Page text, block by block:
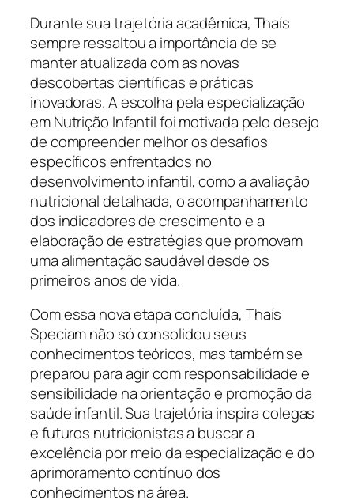
Durante sua trajetória acadêmica, Thaís
sempre ressaltou a importância de se
manter atualizada com as novas
descobertas científicas e práticas
inovadoras. A escolha pela especialização
em Nutrição Infantil foi motivada pelo desejo
de compreender melhor os desafios
específicos enfrentados no
desenvolvimento infantil, como a avaliação
nutricional detalhada, o acompanhamento
dos indicadores de crescimento e a
elaboração de estratégias que promovam
uma alimentação saudável desde os
primeiros anos de vida.
Com essa nova etapa concluída, Thaís
Speciam não só consolidou seus
conhecimentos teóricos, mas também se
preparou para agir com responsabilidade e
sensibilidade na orientação e promoção da
saúde infantil. Sua trajetória inspira colegas
e futuros nutricionistas a buscar a
excelência por meio da especialização e do
aprimoramento contínuo dos
conhecimentos na área.